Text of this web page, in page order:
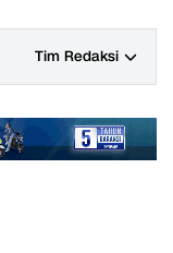
Tim Redaksi